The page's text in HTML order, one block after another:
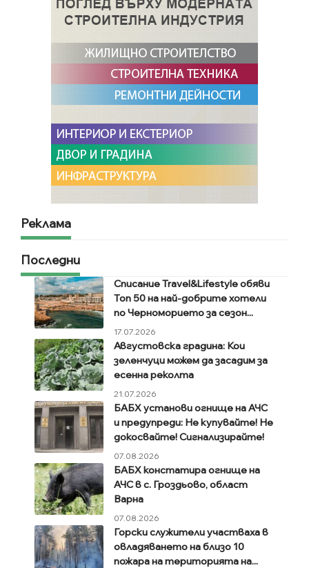
Реклама
Последни
Списание Travel&Lifestyle обяви
Топ 50 на най-добрите хотели
по Черноморието за сезон...
17.07.2026
Августовска градина: Кои
зеленчуци можем да засадим за
есенна реколта
21.07.2026
БАБХ установи огнище на АЧС
и предупреди: Не купувайте! Не
докосвайте! Сигнализирайте!
07.08.2026
БАБХ констатира огнище на
АЧС в с. Гроздьово, област
Варна
07.08.2026
Горски служители участваха в
овладяването на близо 10
пожара на територията на...